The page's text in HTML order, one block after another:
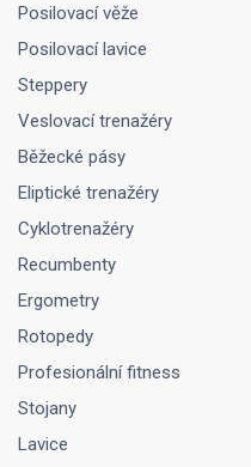
Posilovací věže
Posilovací lavice
Steppery
Veslovací trenažéry
Běžecké pásy
Eliptické trenažéry
Cyklotrenažéry
Recumbenty
Ergometry
Rotopedy
Profesionální fitness
Stojany
Lavice